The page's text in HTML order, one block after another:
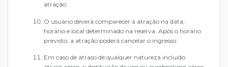
atração.
O usuário deverá comparecer à atração na data,
horário e local determinado na reserva. Após o horário
previsto, a atração poderá cancelar o ingresso.
Em caso de atraso de qualquer natureza incluído